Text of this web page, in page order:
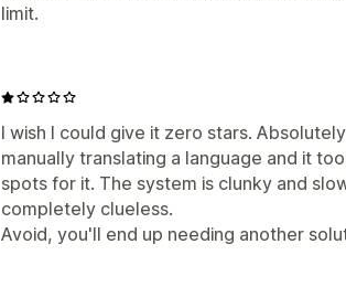
limit.
I wish I could give it zero stars.
manually translating a language and it
spots for it. The system is clunky and
completely clueless.
Avoid, you'll end up needing another